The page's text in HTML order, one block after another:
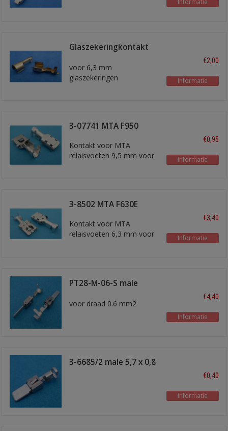
Informatie
Glaszekeringkontakt
voor 6,3 mm
glaszekeringen
€2,00
Informatie
3-07741 MTA F950
Kontakt voor MTA
relaisvoeten 9,5 mm voor
€0,95
Informatie
3-8502 MTA F630E
Kontakt voor MTA
relaisvoeten 6,3 mm voor
€3,40
Informatie
PT28-M-06-S male
voor draad 0.6 mm2
€4,40
Informatie
3-6685/2 male 5,7 x 0,8
€0,40
Informatie